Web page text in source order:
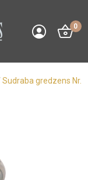
0
Sudraba gredzens Nr.